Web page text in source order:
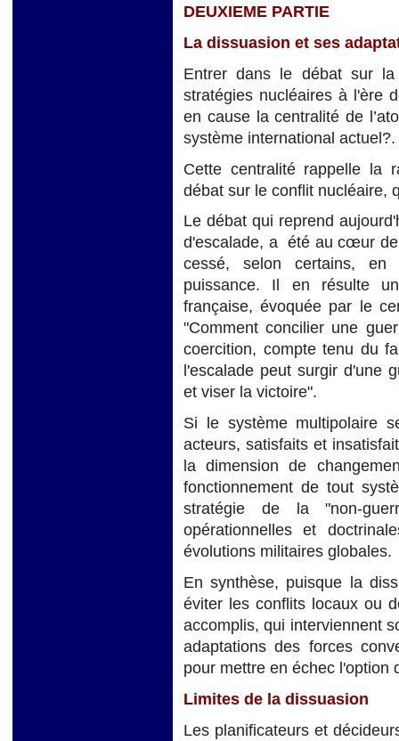
DEUXIEME PARTIE
La dissuasion et ses
Entrer dans le débat sur
stratégies nucléaires à l'ère
en cause la centralité de
système international actuel?.
Cette centralité rappelle la
débat sur le conflit nucléaire,
Le débat qui reprend
d'escalade, a été au cœur de
cessé, selon certains, en
puissance. Il en résulte
française, évoquée par le
"Comment concilier une
coercition, compte tenu du
l'escalade peut surgir d'une
et viser la victoire".
Si le système multipolaire
acteurs, satisfaits et
la dimension de
fonctionnement de tout
stratégie de la "non-
opérationnelles et
évolutions militaires globales.
En synthèse, puisque la
éviter les conflits locaux ou
accomplis, qui interviennent
adaptations des forces
pour mettre en échec l'option
Limites de la dissuasion
Les planificateurs et